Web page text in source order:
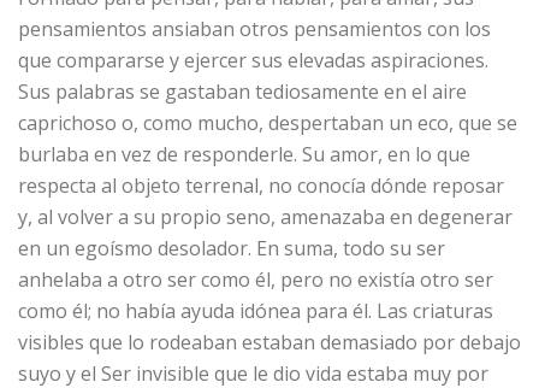
pensamientos ansiaban otros pensamientos con los
que compararse y ejercer sus elevadas aspiraciones.
Sus palabras se gastaban tediosamente en el aire
caprichoso o, como mucho, despertaban un eco, que se
burlaba en vez de responderle. Su amor, en lo que
respecta al objeto terrenal, no conocía dónde reposar
y, al volver a su propio seno, amenazaba en degenerar
en un egoísmo desolador. En suma, todo su ser
anhelaba a otro ser como él, pero no existía otro ser
como él; no había ayuda idónea para él. Las criaturas
visibles que lo rodeaban estaban demasiado por debajo
suyo y el Ser invisible que le dio vida estaba muy por